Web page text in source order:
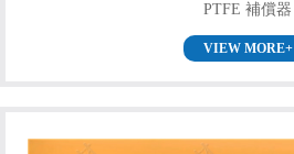
PTFE 補償器
VIEW MORE+